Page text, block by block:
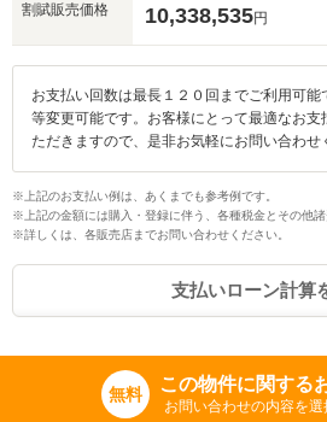
割賦販売価格 10,338,535円
お支払い回数は最長１２０回までご利用可
等変更可能です。お客様にとって最適なお
ただきますので、是非お気軽にお問い合わせ
※上記のお支払い例は、あくまでも参考例です。
※上記の金額には購入・登録に伴う、各種税金とその他諸
※詳しくは、各販売店までお問い合わせください。
支払いローン計算
無料 この物件に関する
お問い合わせの内容を